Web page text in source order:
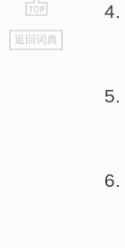
go
top
返回词典